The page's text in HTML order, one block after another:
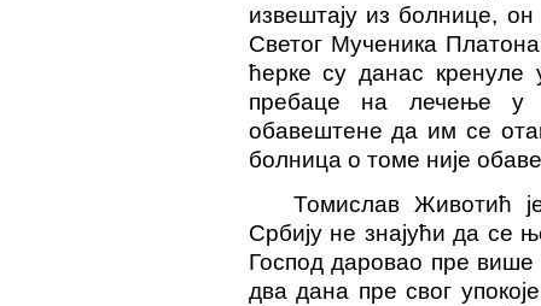
извештају из болнице,
Светог Мученика
ћерке су данас кренуле
пребаце на лечење у
обавештене да им се
болница о томе није
Томислав Животић
Србију не знајући да се
Господ даровао пре
два дана пре свог